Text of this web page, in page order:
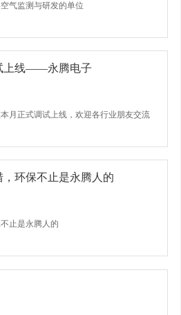
气监测与研发的单位
上线——永腾电子
月正式调试上线，欢迎各行业朋友交流
环保不止是永腾人的
止是永腾人的